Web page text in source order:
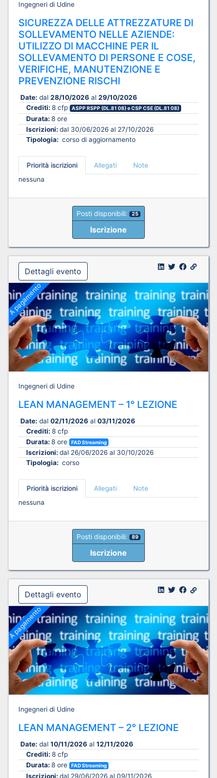
Ingegneri di Udine
SICUREZZA DELLE ATTREZZATURE DI
SOLLEVAMENTO NELLE AZIENDE:
UTILIZZO DI MACCHINE PER IL
SOLLEVAMENTO DI PERSONE E COSE,
VERIFICHE, MANUTENZIONE E
PREVENZIONE RISCHI
Date: dal 28/10/2026 al 29/10/2026
Crediti: 8 cfp ASPP RSPP (DL.81 08) e CSP CSE (DL.81 08)
Durata: 8 ore
Iscrizioni: dal 30/06/2026 al 27/10/2026
Tipologia: corso di aggiornamento
Priorità iscrizioni Allegati
Note
nessuna
Posti disponibili: 25
Iscrizione
Dettagli evento
A pagamento
Ingegneri di Udine
LEAN MANAGEMENT – 1° LEZIONE
Date: dal 02/11/2026 al 03/11/2026
Crediti: 8 cfp
Durata: 8 ore FAD Streaming
Iscrizioni: dal 26/06/2026 al 30/10/2026
Tipologia: corso
Priorità iscrizioni Allegati
Note
nessuna
Posti disponibili: 89
Iscrizione
Dettagli evento
A pagamento
Ingegneri di Udine
LEAN MANAGEMENT – 2° LEZIONE
Date: dal 10/11/2026 al 12/11/2026
Crediti: 8 cfp
Durata: 8 ore FAD Streaming
Iscrizioni: dal 29/06/2026 al 09/11/2026